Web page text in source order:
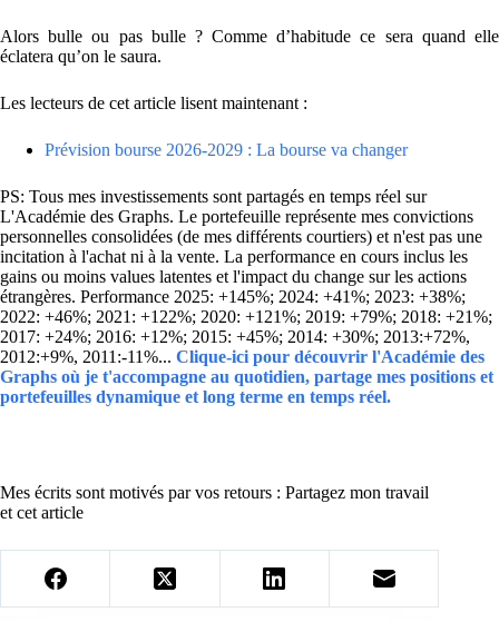
Alors bulle ou pas bulle ? Comme d’habitude ce sera quand elle
éclatera qu’on le saura.
Les lecteurs de cet article lisent maintenant :
Prévision bourse 2026-2029 : La bourse va changer
PS: Tous mes investissements sont partagés en temps réel sur
L'Académie des Graphs. Le portefeuille représente mes convictions
personnelles consolidées (de mes différents courtiers) et n'est pas une
incitation à l'achat ni à la vente. La performance en cours inclus les
gains ou moins values latentes et l'impact du change sur les actions
étrangères. Performance 2025: +145%; 2024: +41%; 2023: +38%;
2022: +46%; 2021: +122%; 2020: +121%; 2019: +79%; 2018: +21%;
2017: +24%; 2016: +12%; 2015: +45%; 2014: +30%; 2013:+72%,
2012:+9%, 2011:-11%... Clique-ici pour découvrir l'Académie des
Graphs où je t'accompagne au quotidien, partage mes positions et
portefeuilles dynamique et long terme en temps réel.
Mes écrits sont motivés par vos retours : Partagez mon travail
et cet article